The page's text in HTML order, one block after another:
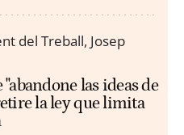
las ideas de
la ley que limita